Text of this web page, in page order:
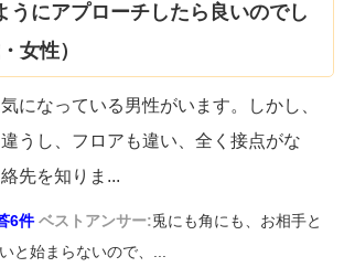
うにアプローチしたら良いのでし
女性）
になっている男性がいます。しかし、
うし、フロアも違い、全く接点がな
先を知りま ...
6件 ベストアンサー:兎にも角にも、お相手と
と始まらないので、...